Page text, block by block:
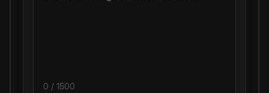
0 / 1500